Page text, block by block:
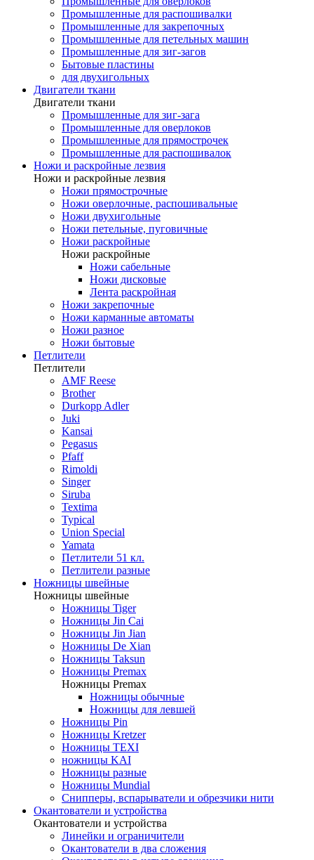
Промышленные для распошивалки
Промышленные для закрепочных
Промышленные для петельных машин
Промышленные для зиг-загов
Бытовые пластины
для двухигольных
Двигатели ткани
Двигатели ткани
Промышленные для зиг-зага
Промышленные для оверлоков
Промышленные для прямострочек
Промышленные для распошивалок
Ножи и раскройные лезвия
Ножи и раскройные лезвия
Ножи прямострочные
Ножи оверлочные, распошивальные
Ножи двухигольные
Ножи петельные, пуговичные
Ножи раскройные
Ножи раскройные
Ножи сабельные
Ножи дисковые
Лента раскройная
Ножи закрепочные
Ножи карманные автоматы
Ножи разное
Ножи бытовые
Петлители
Петлители
AMF Reese
Brother
Durkopp Adler
Juki
Kansai
Pegasus
Pfaff
Rimoldi
Singer
Siruba
Textima
Typical
Union Special
Yamata
Петлители 51 кл.
Петлители разные
Ножницы швейные
Ножницы швейные
Ножницы Tiger
Ножницы Jin Cai
Ножницы Jin Jian
Ножницы De Xian
Ножницы Taksun
Ножницы Premax
Ножницы Premax
Ножницы обычные
Ножницы для левшей
Ножницы Pin
Ножницы Kretzer
Ножницы TEXI
ножницы KAI
Ножницы разные
Ножницы Mundial
Снипперы, вспарыватели и обрезчики нити
Окантователи и устройства
Окантователи и устройства
Линейки и ограничители
Окантователи в два сложения